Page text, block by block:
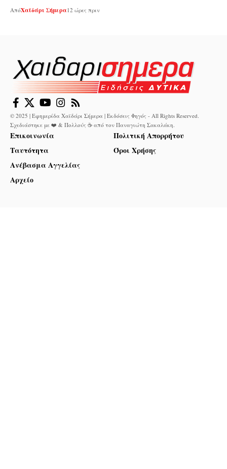
ΑπόΧαϊδάρι Σήμερα 12 ώρες πριν
© 2025 | Εφημερίδα Χαϊδάρι Σήμερα | Εκδόσεις Φηγός - All Rights Reserved.
Σχεδιάστηκε με ❤️ & Πολλούς ☕ από τον Παναγιώτη Σακαλάκη.
Επικοινωνία
Ταυτότητα
Ανέβασμα Αγγελίας
Αρχείο
Πολιτική Απορρήτου
Όροι Χρήσης